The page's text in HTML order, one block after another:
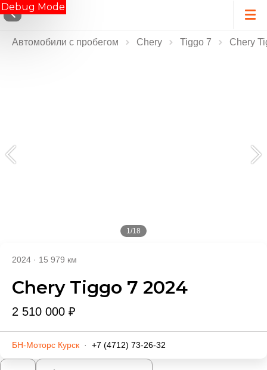
Debug Mode
Автомобили с пробегом Chery Tiggo 7 Chery
1/18
2024 · 15 979 км
Chery Tiggo 7 2024
2 510 000 ₽
БН-Моторс Курск · +7 (4712) 73-26-32